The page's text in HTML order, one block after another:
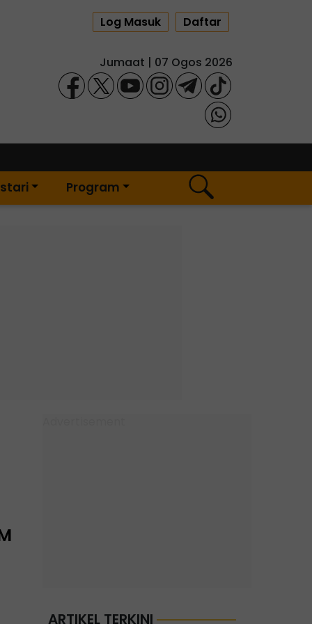
Log Masuk Daftar
Jumaat | 07 Ogos 2026
Program
ARTIKEL TERKINI